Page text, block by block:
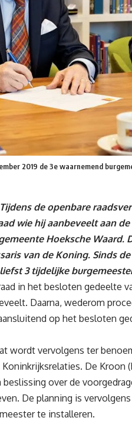
2019 de 3e waarnemend
Tijdens de openbare
wie hij aanbeveelt aan
Hoeksche Waard.
van de Koning. Sinds
3 tijdelijke
in het besloten gedeelte
Daarna, wederom
op het besloten
wordt vervolgens ter
Koninkrijksrelaties. De
over de
De planning is
te installeren.